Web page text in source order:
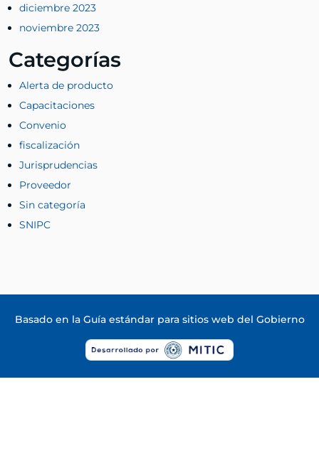
diciembre 2023
noviembre 2023
Categorías
Alerta de producto
Capacitaciones
Convenio
fiscalización
Jurisprudencias
Proveedor
Sin categoría
SNIPC
Basado en la Guía estándar para sitios web del Gobierno